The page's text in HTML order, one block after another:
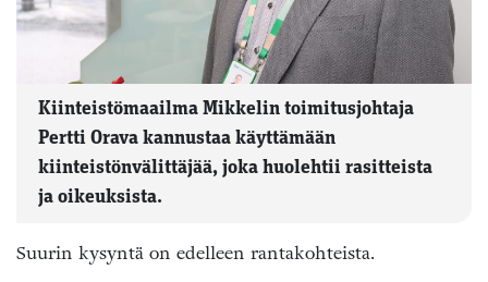
Kiinteistömaailma Mikkelin toimitusjohtaja
Pertti Orava kannustaa käyttämään
kiinteistönvälittäjää, joka huolehtii rasitteista
ja oikeuksista.
Suurin kysyntä on edelleen rantakohteista.